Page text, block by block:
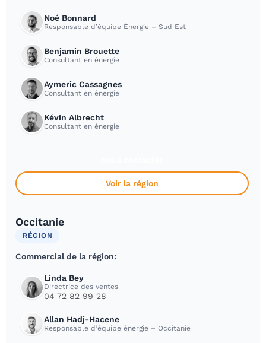
Noé Bonnard
Responsable d’équipe Énergie – Sud Est
Benjamin Brouette
Consultant en énergie
Aymeric Cassagnes
Consultant en énergie
Kévin Albrecht
Consultant en énergie
Voir la région
Occitanie
RÉGION
Commercial de la région:
Linda Bey
Directrice des ventes
04 72 82 99 28
Allan Hadj-Hacene
Responsable d’équipe énergie – Occitanie